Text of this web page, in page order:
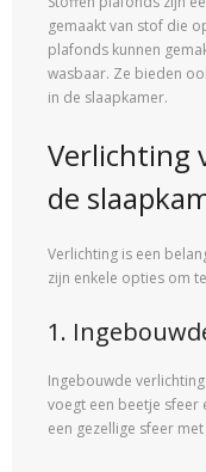
gemaakt van stof die
plafonds kunnen
wasbaar. Ze bieden
in de slaapkamer.
Verlichting
de
Verlichting is een
zijn enkele opties om
1.
Ingebouwde
voegt een beetje sfeer
een gezellige sfeer